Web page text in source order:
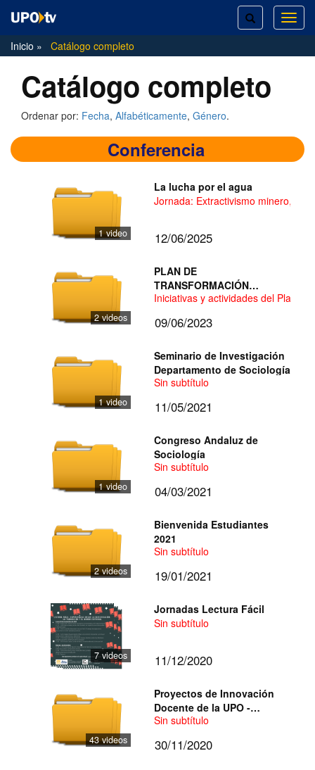
TOGGLE
SEARCH
Inicio
Catálogo completo
Catálogo completo
Ordenar por: Fecha, Alfabéticamente, Género.
Conferencia
1 video
La lucha por el agua
Jornada: Extractivismo minero,
12/06/2025
2 videos
PLAN DE
TRANSFORMACIÓN
DIGITAL
Iniciativas y actividades del Plan
09/06/2023
1 video
Seminario de Investigación
Departamento de Sociología
Sin subtítulo
11/05/2021
1 video
Congreso Andaluz de
Sociología
Sin subtítulo
04/03/2021
2 videos
Bienvenida Estudiantes
2021
Sin subtítulo
19/01/2021
7 videos
Jornadas Lectura Fácil
Sin subtítulo
11/12/2020
43 videos
Proyectos de Innovación
Docente de la UPO -
Acciones 2 2020-2021
Sin subtítulo
30/11/2020